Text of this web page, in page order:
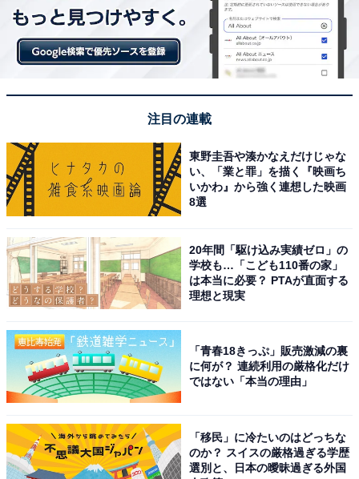
他の星座の運勢も見る
【4月の運勢】おひつじ座（牡羊座）
【4月の運勢】おうし座（牡牛座）
【4月の運勢】ふたご座（双子座）
【4月の運勢】かに座（蟹座）
【4月の運勢】しし座（獅子座）
【4月の運勢】おとめ座（乙女座）
【4月の運勢】てんびん座（天秤座）
【4月の運勢】さそり座（蠍座）
【4月の運勢】いて座（射手座）
【4月の運勢】みずがめ座（水瓶座）※今見ている記事
【4月の運勢】うお座（魚座）
注目の連載
東野圭吾や湊かなえだけじゃな
い、「業と罪」を描く『映画ち
いかわ』から強く連想した映画
8選
20年間「駆け込み実績ゼロ」の
学校も…「こども110番の家」
は本当に必要？ PTAが直面する
理想と現実
「青春18きっぷ」販売激減の裏
に何が？ 連続利用の厳格化だけ
ではない「本当の理由」
「移民」に冷たいのはどっちな
のか？ スイスの厳格過ぎる学歴
選別と、日本の曖昧過ぎる外国